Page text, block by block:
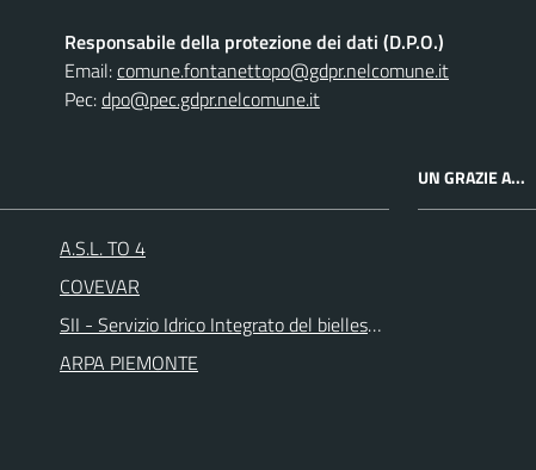
Responsabile della protezione dei dati (D.P.O.)
Email:comune.fontanettopo@gdpr.nelcomune.it
Pec:dpo@pec.gdpr.nelcomune.it
A.S.L. TO 4
COVEVAR
SII - Servizio Idrico Integrato del biellese e vercellese S.p.A.
ARPA PIEMONTE
UN GRAZIE A...